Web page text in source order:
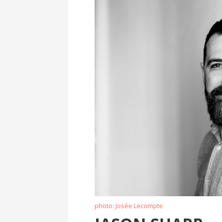
photo: Josée Lecompte